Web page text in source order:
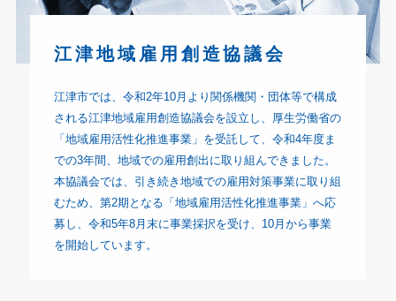
江津地域雇用創造協議会
江津市では、令和2年10月より関係機関・団体等で構成
される江津地域雇用創造協議会を設立し、厚生労働省の
「地域雇用活性化推進事業」を受託して、令和4年度ま
での3年間、地域での雇用創出に取り組んできました。
本協議会では、引き続き地域での雇用対策事業に取り組
むため、第2期となる「地域雇用活性化推進事業」へ応
募し、令和5年8月末に事業採択を受け、10月から事業
を開始しています。